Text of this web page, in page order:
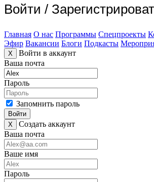
Войти /
Главная О нас Программы Спецпроекты
Эфир Вакансии Блоги Подкасты
X
Войти в аккаунт
Ваша почта
Пароль
Запомнить пароль
Войти
X
Создать аккаунт
Ваша почта
Ваше имя
Пароль